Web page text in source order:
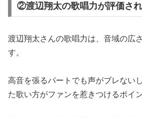
②渡辺翔太の歌唱力が評価さ
渡辺翔太さんの歌唱力は、音域の広
す。
高音を張るパートでも声がブレない
た歌い方がファンを惹きつけるポイ